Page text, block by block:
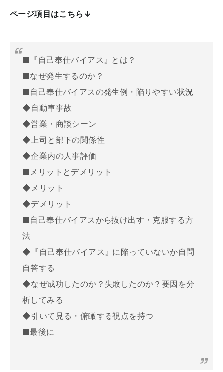
ページ項目はこちら↓
■『自己奉仕バイアス』とは？
■なぜ発生するのか？
■自己奉仕バイアスの発生例・陥りやすい状況
◆自動車事故
◆営業・商談シーン
◆上司と部下の関係性
◆企業内の人事評価
■メリットとデメリット
◆メリット
◆デメリット
■自己奉仕バイアスから抜け出す・克服する方
法
◆『自己奉仕バイアス』に陥っていないか自問
自答する
◆なぜ成功したのか？失敗したのか？要因を分
析してみる
◆引いて見る・俯瞰する視点を持つ
■最後に